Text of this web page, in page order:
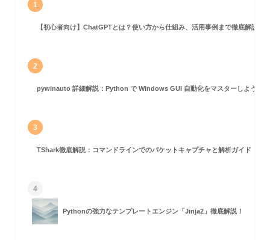
1
【初心者向け】ChatGPTとは？使い方から仕組み、活用事例まで徹底解説
2
pywinauto 詳細解説：Python で Windows GUI 自動化をマスターしよう！
3
TShark徹底解説：コマンドラインでのパケットキャプチャと解析ガイド
4
Pythonの強力なテンプレートエンジン「Jinja2」徹底解説！